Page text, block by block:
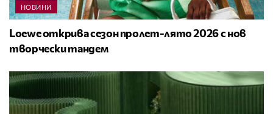
НОВИНИ
Loewe открива сезон пролет-лято 2026 с нов
творчески тандем